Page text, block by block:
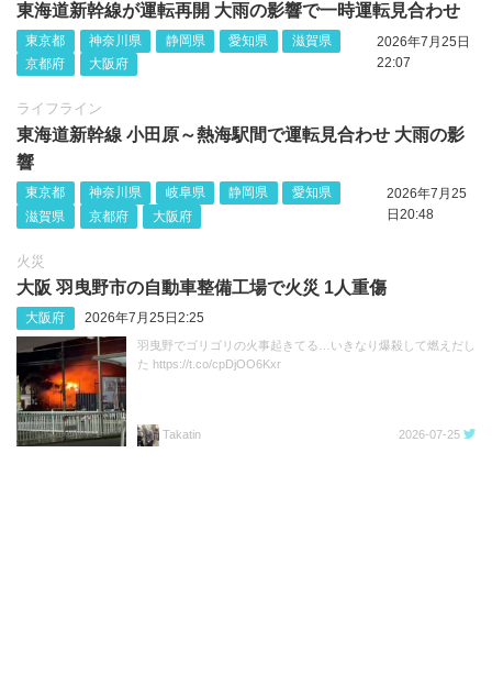
東海道新幹線が運転再開 大雨の影響で一時運転見合わせ
東京都 神奈川県 静岡県 愛知県
滋賀県
京都府
大阪府
2026年7月25日
22:07
ライフライン
東海道新幹線 小田原～熱海駅間で運転見合わせ 大雨の影
響
東京都 神奈川県 岐阜県 静岡県
愛知県
滋賀県
京都府 大阪府
2026年7月25
日20:48
火災
大阪 羽曳野市の自動車整備工場で火災 1人重傷
大阪府 2026年7月25日2:25
羽曳野でゴリゴリの火事起きてる…いきなり爆殺して燃えだし
た https://t.co/cpDjOO6Kxr
Takatin 2026-07-25